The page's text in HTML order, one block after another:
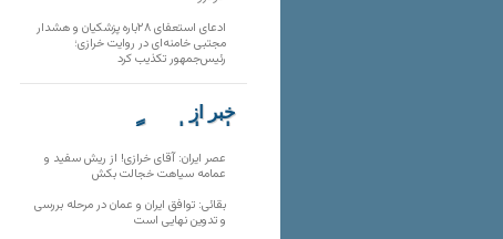
ادعای استعفای ۲۸باره پزشکیان و هشدار
مجتبی خامنه‌ای در روایت خرازی؛
رئیس‌جمهور تکذیب کرد
خبر از
تارنماهای دیگر
عصر ایران: آقای خرازی! از ریش سفید و
عمامه سیاهت خجالت بکش
بقائی: توافق ایران و عمان در مرحله بررسی
و تدوین نهایی است